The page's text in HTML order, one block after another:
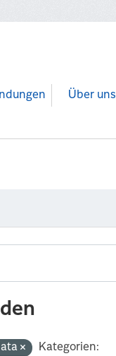
Über uns
Kategorien: